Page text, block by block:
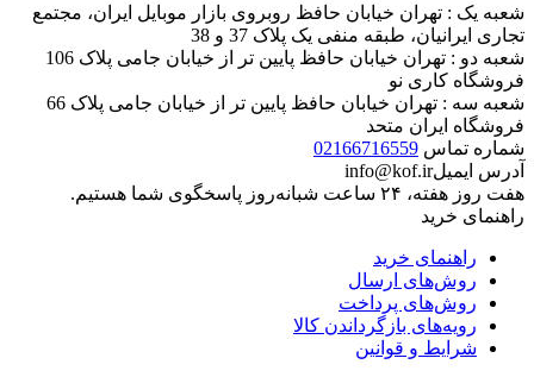
شعبه یک : تهران خیابان حافظ روبروی بازار موبایل ایران، مجتمع
تجاری ایرانیان، طبقه منفی یک پلاک 37 و 38
شعبه دو : تهران خیابان حافظ پایین تر از خیابان جامی پلاک 106
فروشگاه کاری نو
شعبه سه : تهران خیابان حافظ پایین تر از خیابان جامی پلاک 66
فروشگاه ایران متحد
شماره تماس 02166716559
آدرس ایمیلinfo@kof.ir
هفت روز هفته، ۲۴ ساعت شبانه‌روز پاسخگوی شما هستیم.
راهنمای خرید
راهنمای خرید
روش‌های ارسال
روش‌های پرداخت
رویه‌های بازگرداندن کالا
شرایط و قوانین